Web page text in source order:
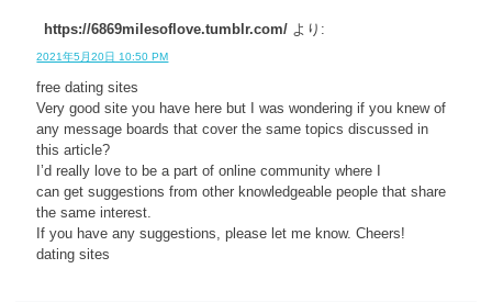
https://6869milesoflove.tumblr.com/ より:
2021年5月20日 10:50 PM
free dating sites
Very good site you have here but I was wondering if you knew of
any message boards that cover the same topics discussed in
this article?
I’d really love to be a part of online community where I
can get suggestions from other knowledgeable people that share
the same interest.
If you have any suggestions, please let me know. Cheers!
dating sites